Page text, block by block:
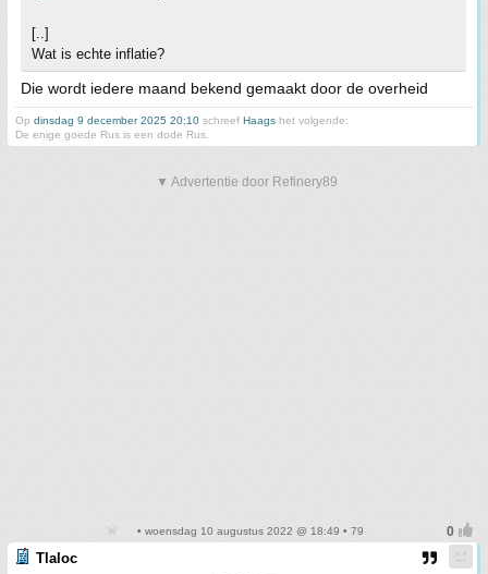
[..]
Wat is echte inflatie?
Die wordt iedere maand bekend gemaakt door de overheid
Op dinsdag 9 december 2025 20:10 schreef Haags het volgende:
De enige goede Rus is een dode Rus.
▼ Advertentie door Refinery89
• woensdag 10 augustus 2022 @ 18:49 • 79
Tlaloc